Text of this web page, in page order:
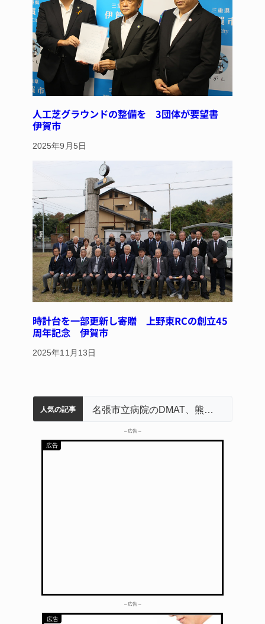
人工芝グラウンドの整備を 3団体が要望書
伊賀市
2025年9月5日
時計台を一部更新し寄贈 上野東RCの創立45
周年記念 伊賀市
2025年11月13日
人気の記事
名張市水道料金47％値上げへ 答申案、審議会で大筋まとまる
器物損壊容疑で83歳女逮捕 伊賀署
中学校の陶壁モニュメント 地元建設会社がボランティアで清掃 伊賀 名張市立病院のDMAT、熊本地震の被災地へ 能登以来3回目の派遣
– 広告 –
– 広告 –